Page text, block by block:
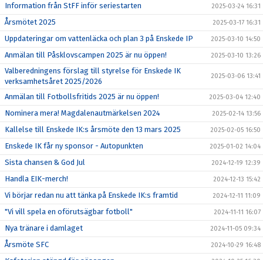
Information från StFF inför seriestarten 2025-03-24 16:31
Årsmötet 2025 2025-03-17 16:31
Uppdateringar om vattenläcka och plan 3 på Enskede IP 2025-03-10 14:50
Anmälan till Påsklovscampen 2025 är nu öppen! 2025-03-10 13:26
Valberedningens förslag till styrelse för Enskede IK
verksamhetsåret 2025/2026
2025-03-06 13:41
Anmälan till Fotbollsfritids 2025 är nu öppen! 2025-03-04 12:40
Nominera mera! Magdalenautmärkelsen 2024 2025-02-14 13:56
Kallelse till Enskede IK:s årsmöte den 13 mars 2025 2025-02-05 16:50
Enskede IK får ny sponsor - Autopunkten 2025-01-02 14:04
Sista chansen & God Jul 2024-12-19 12:39
Handla EIK-merch! 2024-12-13 15:42
Vi börjar redan nu att tänka på Enskede IK:s framtid 2024-12-11 11:09
"Vi vill spela en oförutsägbar fotboll" 2024-11-11 16:07
Nya tränare i damlaget 2024-11-05 09:34
Årsmöte SFC 2024-10-29 16:48